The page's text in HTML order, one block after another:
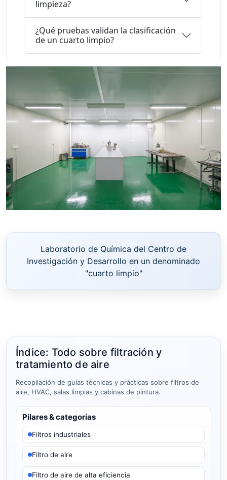
limpieza?
¿Qué pruebas validan la clasificación
de un cuarto limpio?
Laboratorio de Química del Centro de
Investigación y Desarrollo en un denominado
"cuarto limpio"
Índice: Todo sobre filtración y
tratamiento de aire
Recopilación de guías técnicas y prácticas sobre filtros de
aire, HVAC, salas limpias y cabinas de pintura.
Pilares & categorías
Filtros industriales
Filtro de aire
Filtro de aire de alta eficiencia